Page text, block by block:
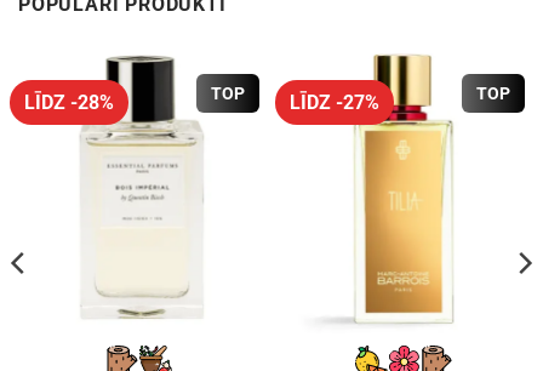
TOP
LĪDZ -28% TOP
LĪDZ -27%